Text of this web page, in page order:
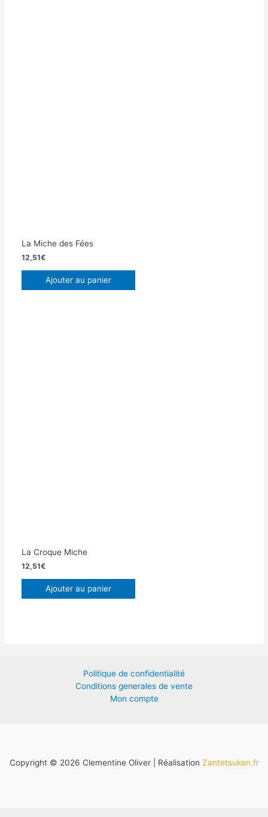
La Miche des Fées
12,51€
Ajouter au panier
La Croque Miche
12,51€
Ajouter au panier
Politique de confidentialité
Conditions generales de vente
Mon compte
Copyright © 2026 Clementine Oliver | Réalisation Zantetsuken.fr